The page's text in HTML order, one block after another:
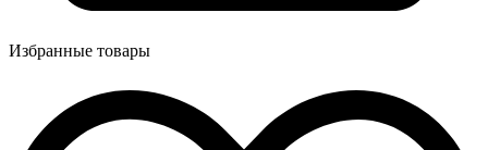
Избранные товары